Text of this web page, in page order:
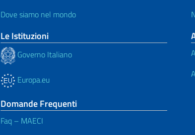
Dove siamo nel mondo
Le Istituzioni
Governo Italiano
Europa.eu
Domande Frequenti
Faq – MAECI